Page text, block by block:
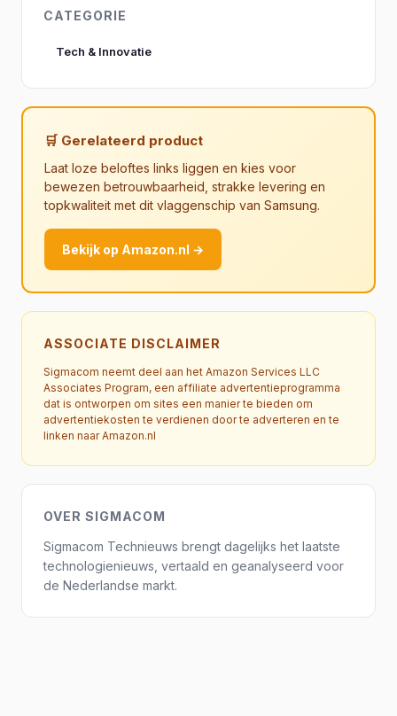
CATEGORIE
Tech & Innovatie
🛒 Gerelateerd product
Laat loze beloftes links liggen en kies voor
bewezen betrouwbaarheid, strakke levering en
topkwaliteit met dit vlaggenschip van Samsung.
Bekijk op Amazon.nl →
ASSOCIATE DISCLAIMER
Sigmacom neemt deel aan het Amazon Services LLC
Associates Program, een affiliate advertentieprogramma
dat is ontworpen om sites een manier te bieden om
advertentiekosten te verdienen door te adverteren en te
linken naar Amazon.nl
OVER SIGMACOM
Sigmacom Technieuws brengt dagelijks het laatste
technologienieuws, vertaald en geanalyseerd voor
de Nederlandse markt.